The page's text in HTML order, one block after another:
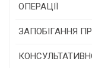
самоврядування
Конкурс
Програми/
ОПЕРАЦІЇ
ЗАПОБІГАННЯ